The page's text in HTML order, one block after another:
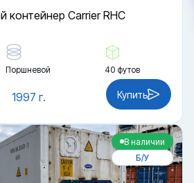
Carrier RHC
Поршневой 40 футов
1997 г. Купить
В наличии
Б/У